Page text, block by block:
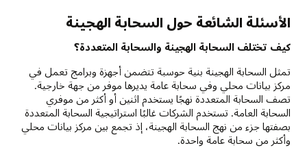
الأسئلة الشائعة حول السحابة الهجينة
كيف تختلف السحابة الهجينة والسحابة المتعددة؟
تمثل السحابة الهجينة بنية حوسبة تتضمن أجهزة وبرامج تعمل في
مركز بيانات محلي وفي سحابة عامة يديرها موفر من جهة خارجية.
تصف السحابة المتعددة نهجًا يستخدم اثنين أو أكثر من موفري
السحابة العامة. تستخدم الشركات غالبًا استراتيجية السحابة المتعددة
بصفتها جزء من نهج السحابة الهجينة، إذ تجمع بين مركز بيانات محلي
وأكثر من سحابة عامة واحدة.